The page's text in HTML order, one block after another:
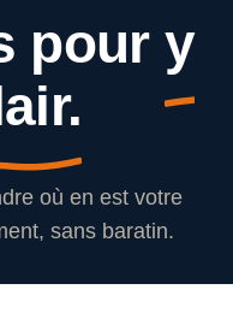
pour y
où en est votre
sans baratin.